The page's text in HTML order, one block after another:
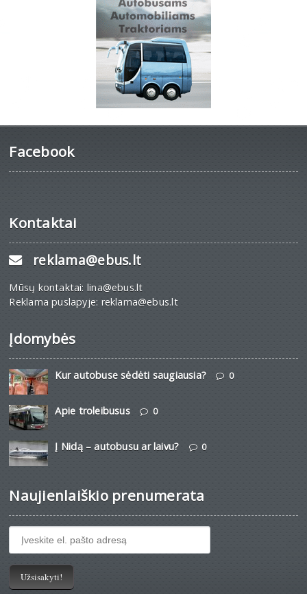
Facebook
Kontaktai
reklama@ebus.lt
Mūsų kontaktai: lina@ebus.lt
Reklama puslapyje: reklama@ebus.lt
Įdomybės
Kur autobuse sėdėti saugiausia? 0
Apie troleibusus 0
Į Nidą – autobusu ar laivu? 0
Naujienlaiškio prenumerata